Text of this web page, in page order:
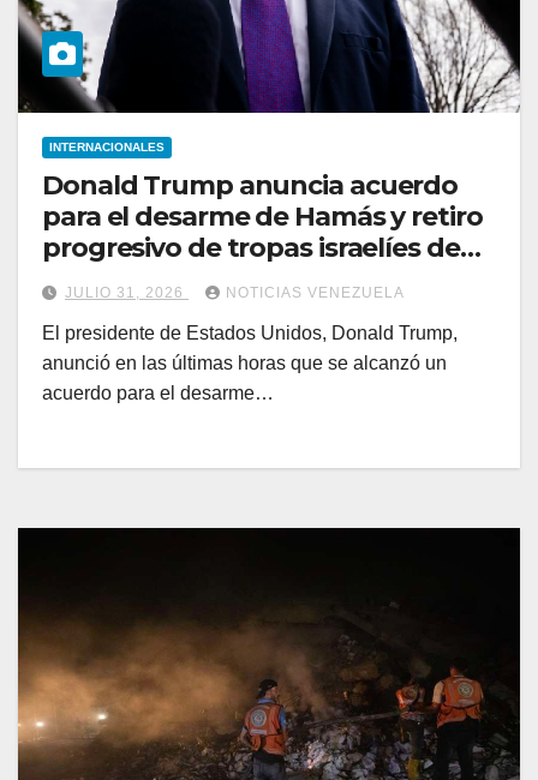
INTERNACIONALES
Donald Trump anuncia acuerdo
para el desarme de Hamás y retiro
progresivo de tropas israelíes de
Gaza
JULIO 31, 2026 NOTICIAS VENEZUELA
El presidente de Estados Unidos, Donald Trump,
anunció en las últimas horas que se alcanzó un
acuerdo para el desarme…